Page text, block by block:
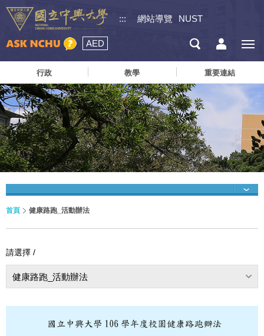
::: 網站導覽 NUST
AED
行政 教學 重要連結
首頁 健康路跑_活動辦法
請選擇 /
健康路跑_活動辦法